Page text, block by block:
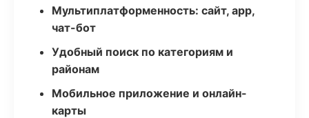
Мультиплатформенность: сайт, app,
чат-бот
Удобный поиск по категориям и
районам
Мобильное приложение и онлайн-
карты